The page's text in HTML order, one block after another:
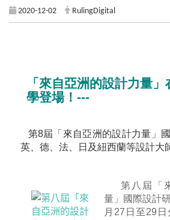
2020-12-02 RulingDigital
「來自亞洲的設計力量
學登場！---
第8屆「來自亞洲的設計力量」
英、德、法、日及紐西蘭等設計大
第八屆「
量」國際設計
月27日至29